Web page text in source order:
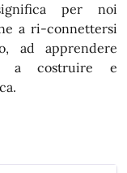
per noi
a ri-connettersi
ad apprendere
a costruire e